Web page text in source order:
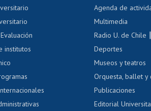
docente
académica
al AUCAI
Certificado de
Gestión de
Acoso laboral,
institutos
Agenda de
Multimedia
Radio U. de Chile
Deportes
Museos y teatros
Orquesta, ballet y
Publicaciones
Editorial